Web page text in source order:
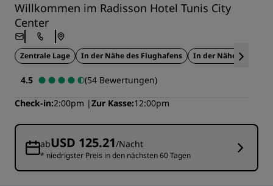
Willkommen im Radisson Hotel Tunis City
Center
Zentrale Lage In der Nähe des Flughafens In der Nähe von
4.5
(54 Bewertungen)
Check-in 2:00pm Zur Kasse 12:00pm
abUSD 125.21/Nacht
* niedrigster Preis in den nächsten 60 Tagen